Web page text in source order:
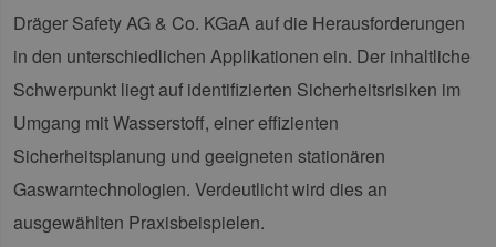
Dräger Safety AG & Co. KGaA auf die Herausforderungen
in den unterschiedlichen Applikationen ein. Der inhaltliche
Schwerpunkt liegt auf identifizierten Sicherheitsrisiken im
Umgang mit Wasserstoff, einer effizienten
Sicherheitsplanung und geeigneten stationären
Gaswarntechnologien. Verdeutlicht wird dies an
ausgewählten Praxisbeispielen.